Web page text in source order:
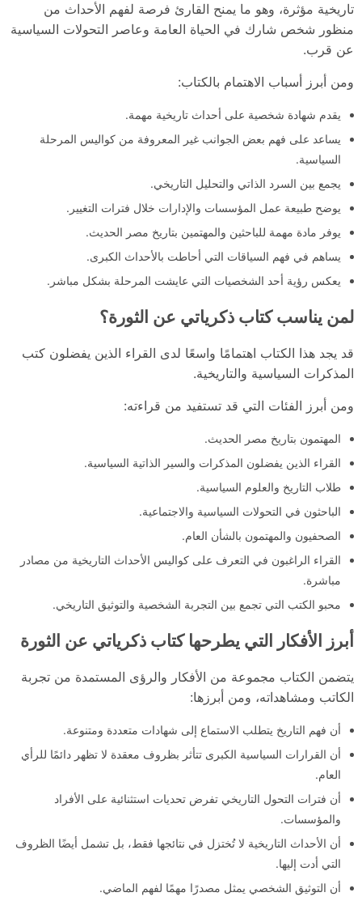
تاريخية مؤثرة، وهو ما يمنح القارئ فرصة لفهم الأحداث من
منظور شخص شارك في الحياة العامة وعاصر التحولات السياسية
عن قرب.
ومن أبرز أسباب الاهتمام بالكتاب:
يقدم شهادة شخصية على أحداث تاريخية مهمة.
يساعد على فهم بعض الجوانب غير المعروفة من كواليس المرحلة
السياسية.
يجمع بين السرد الذاتي والتحليل التاريخي.
يوضح طبيعة عمل المؤسسات والإدارات خلال فترات التغيير.
يوفر مادة مهمة للباحثين والمهتمين بتاريخ مصر الحديث.
يساهم في فهم السياقات التي أحاطت بالأحداث الكبرى.
يعكس رؤية أحد الشخصيات التي عايشت المرحلة بشكل مباشر.
لمن يناسب كتاب ذكرياتي عن الثورة؟
قد يجد هذا الكتاب اهتمامًا واسعًا لدى القراء الذين يفضلون كتب
المذكرات السياسية والتاريخية.
ومن أبرز الفئات التي قد تستفيد من قراءته:
المهتمون بتاريخ مصر الحديث.
القراء الذين يفضلون المذكرات والسير الذاتية السياسية.
طلاب التاريخ والعلوم السياسية.
الباحثون في التحولات السياسية والاجتماعية.
الصحفيون والمهتمون بالشأن العام.
القراء الراغبون في التعرف على كواليس الأحداث التاريخية من مصادر
مباشرة.
محبو الكتب التي تجمع بين التجربة الشخصية والتوثيق التاريخي.
أبرز الأفكار التي يطرحها كتاب ذكرياتي عن الثورة
يتضمن الكتاب مجموعة من الأفكار والرؤى المستمدة من تجربة
الكاتب ومشاهداته، ومن أبرزها:
أن فهم التاريخ يتطلب الاستماع إلى شهادات متعددة ومتنوعة.
أن القرارات السياسية الكبرى تتأثر بظروف معقدة لا تظهر دائمًا للرأي
العام.
أن فترات التحول التاريخي تفرض تحديات استثنائية على الأفراد
والمؤسسات.
أن الأحداث التاريخية لا تُختزل في نتائجها فقط، بل تشمل أيضًا الظروف
التي أدت إليها.
أن التوثيق الشخصي يمثل مصدرًا مهمًا لفهم الماضي.